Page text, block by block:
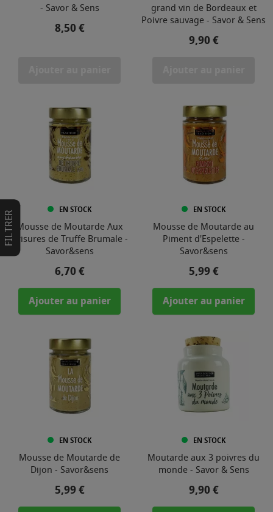
FILTRER
- Savor & Sens
Prix
8,50 €
grand vin de Bordeaux et
Poivre sauvage - Savor & Sens
Prix
9,90 €
EN STOCK
Mousse de Moutarde Aux
Brisures de Truffe Brumale -
Savor&sens
Prix
6,70 €
Ajouter au panier
EN STOCK
Mousse de Moutarde au
Piment d'Espelette -
Savor&sens
Prix
5,99 €
Ajouter au panier
EN STOCK
Mousse de Moutarde de
Dijon - Savor&sens
Prix
5,99 €
EN STOCK
Moutarde aux 3 poivres du
monde - Savor & Sens
Prix
9,90 €